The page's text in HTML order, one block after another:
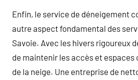
Enfin, le service de déneigement
autre aspect fondamental des
Savoie. Avec les hivers rigoureux
de maintenir les accès et espaces
de la neige. Une entreprise de